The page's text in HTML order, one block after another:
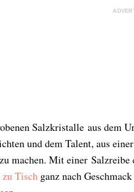
Salzkristalle aus dem
und dem Talent, aus
machen. Mit einer Salzreibe
Tisch ganz nach